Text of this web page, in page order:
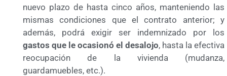
nuevo plazo de hasta cinco años, manteniendo las
mismas condiciones que el contrato anterior; y
además, podrá exigir ser indemnizado por los
gastos que le ocasionó el desalojo, hasta la efectiva
reocupación de la vivienda (mudanza,
guardamuebles, etc.).